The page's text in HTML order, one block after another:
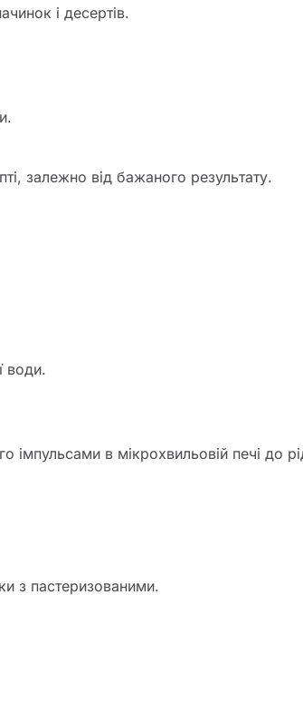
і десертів.
залежно від бажаного результату.
води.
в мікрохвильовій печі до
з пастеризованими.